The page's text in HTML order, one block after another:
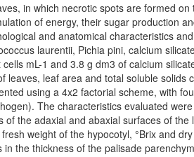
in which necrotic spots are formed
of energy, their sugar production
and anatomical characteristics
laurentii, Pichia pini, calcium
mL-1 and 3.8 g dm3 of calcium
leaf area and total soluble solids
using a 4x2 factorial scheme, with
The characteristics evaluated
the adaxial and abaxial surfaces of
weight of the hypocotyl, °Brix and
the thickness of the palisade